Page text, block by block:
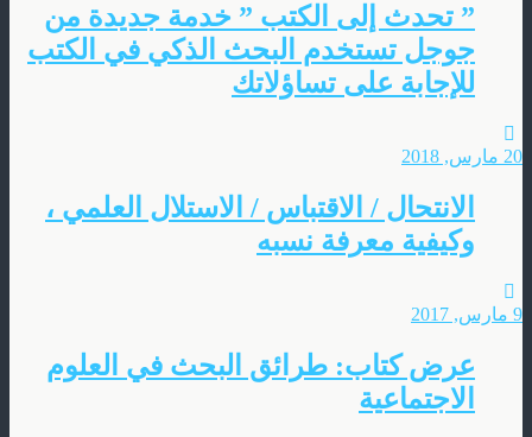
” تحدث إلى الكتب ” خدمة جديدة من
جوجل تستخدم البحث الذكي في الكتب
للإجابة على تساؤلاتك
20 مارس, 2018
الانتحال / الاقتباس / الاستلال العلمي ،
وكيفية معرفة نسبه
9 مارس, 2017
عرض كتاب: طرائق البحث في العلوم
الاجتماعية